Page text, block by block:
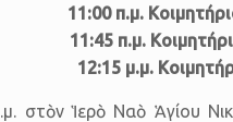
11:00 π.μ.
11:45 π.μ.
12:15 μ.μ.
στὸν Ἱερὸ Ναὸ Ἁγίου